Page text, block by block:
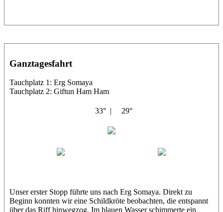
Ganztagesfahrt
Tauchplatz 1: Erg Somaya
Tauchplatz 2: Giftun Ham Ham
33° | 29°
Unser erster Stopp führte uns nach Erg Somaya. Direkt zu
Beginn konnten wir eine Schildkröte beobachten, die entspannt
über das Riff hinwegzog. Im blauen Wasser schimmerte ein